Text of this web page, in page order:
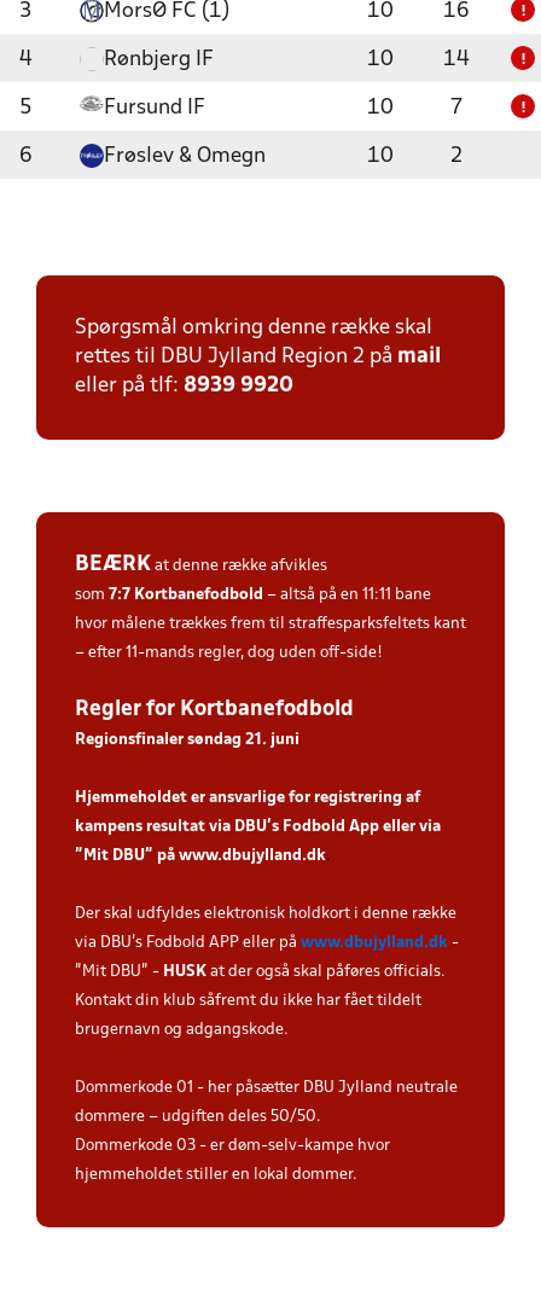
3 MorsØ FC (1) 10 16 !
4 Rønbjerg IF 10 14 !
5 Fursund IF 10 7 !
6 Frøslev & Omegn 10 2
Spørgsmål omkring denne række skal
rettes til DBU Jylland Region 2 på mail
eller på tlf: 8939 9920
BEÆRK at denne række afvikles
som 7:7 Kortbanefodbold – altså på en 11:11 bane
hvor målene trækkes frem til straffesparksfeltets kant
– efter 11-mands regler, dog uden off-side!
Regler for Kortbanefodbold
Regionsfinaler søndag 21. juni
Hjemmeholdet er ansvarlige for registrering af
kampens resultat via DBU’s Fodbold App eller via
”Mit DBU” på www.dbujylland.dk.
Der skal udfyldes elektronisk holdkort i denne række
via DBU's Fodbold APP eller på www.dbujylland.dk -
"Mit DBU" - HUSK at der også skal påføres officials.
Kontakt din klub såfremt du ikke har fået tildelt
brugernavn og adgangskode.
Dommerkode 01 - her påsætter DBU Jylland neutrale
dommere – udgiften deles 50/50.
Dommerkode 03 - er døm-selv-kampe hvor
hjemmeholdet stiller en lokal dommer.